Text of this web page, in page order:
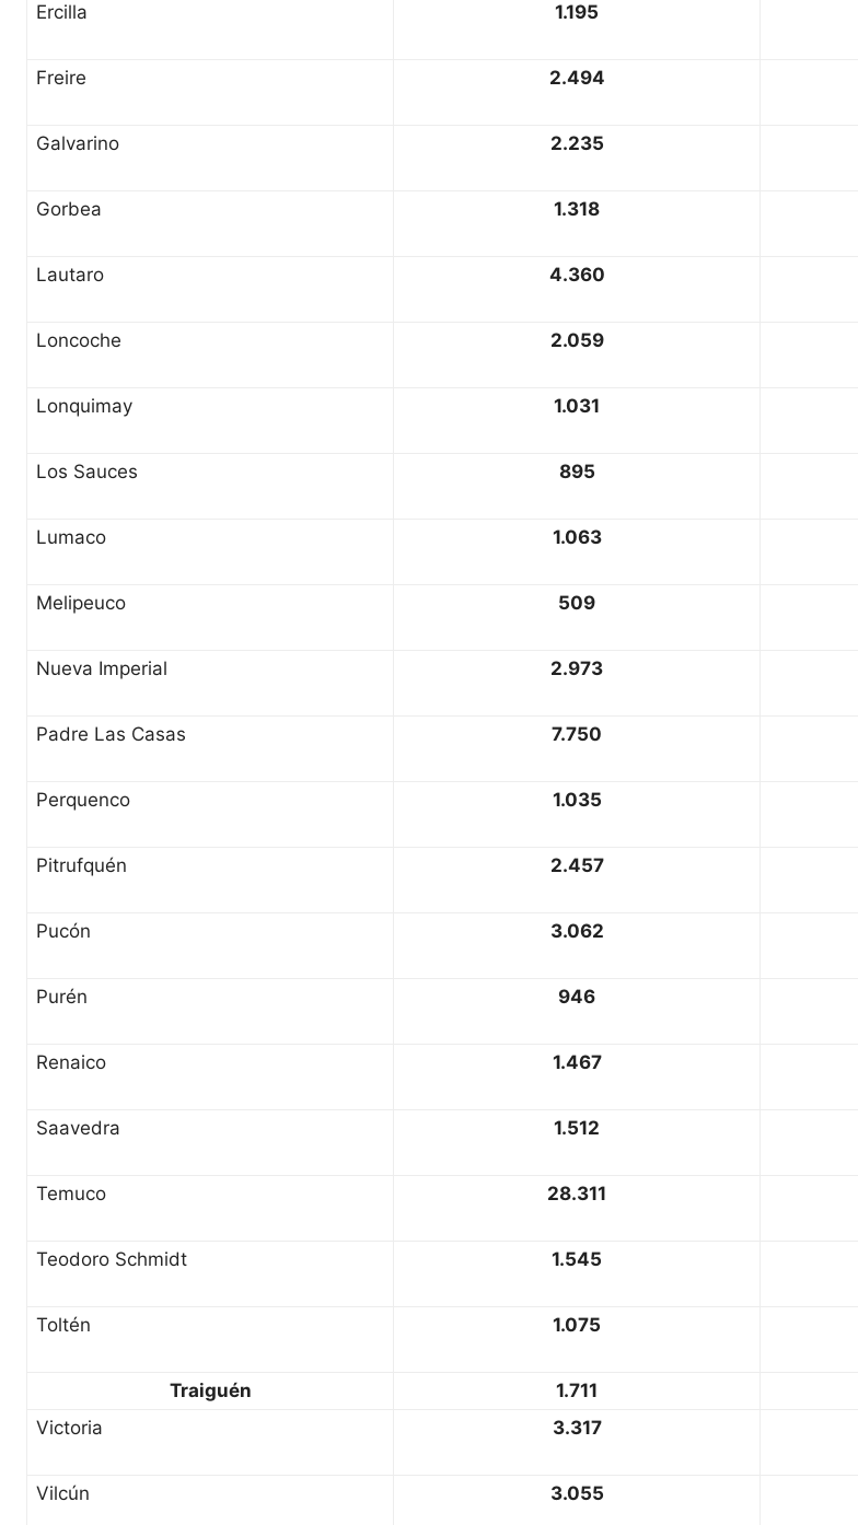
Ercilla 1.195
Freire 2.494
Galvarino 2.235
Gorbea 1.318
Lautaro 4.360
Loncoche 2.059
Lonquimay 1.031
Los Sauces 895
Lumaco 1.063
Melipeuco 509
Nueva Imperial 2.973
Padre Las Casas 7.750
Perquenco 1.035
Pitrufquén 2.457
Pucón 3.062
Purén 946
Renaico 1.467
Saavedra 1.512
Temuco 28.311
Teodoro Schmidt 1.545
Toltén 1.075
Traiguén 1.711
Victoria
3.317
Vilcún 3.055